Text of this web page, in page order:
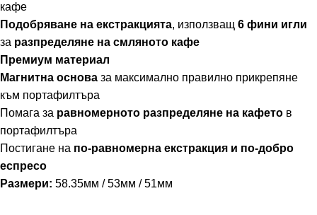
кафе
Подобряване на екстракцията, използващ 6 фини игли
за разпределяне на смляното кафе
Премиум материал
Магнитна основа за максимално правилно прикрепяне
към портафилтъра
Помага за равномерното разпределяне на кафето в
портафилтъра
Постигане на по-равномерна екстракция и по-добро
еспресо
Размери: 58.35мм / 53мм / 51мм